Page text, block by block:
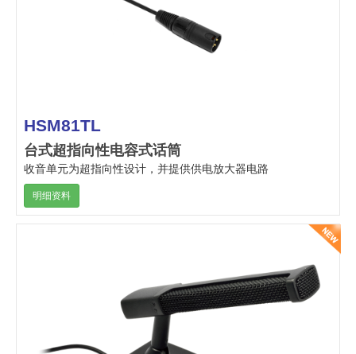
HSM81TL
台式超指向性电容式话筒
收音单元为超指向性设计，并提供供电放大器电路
明细资料